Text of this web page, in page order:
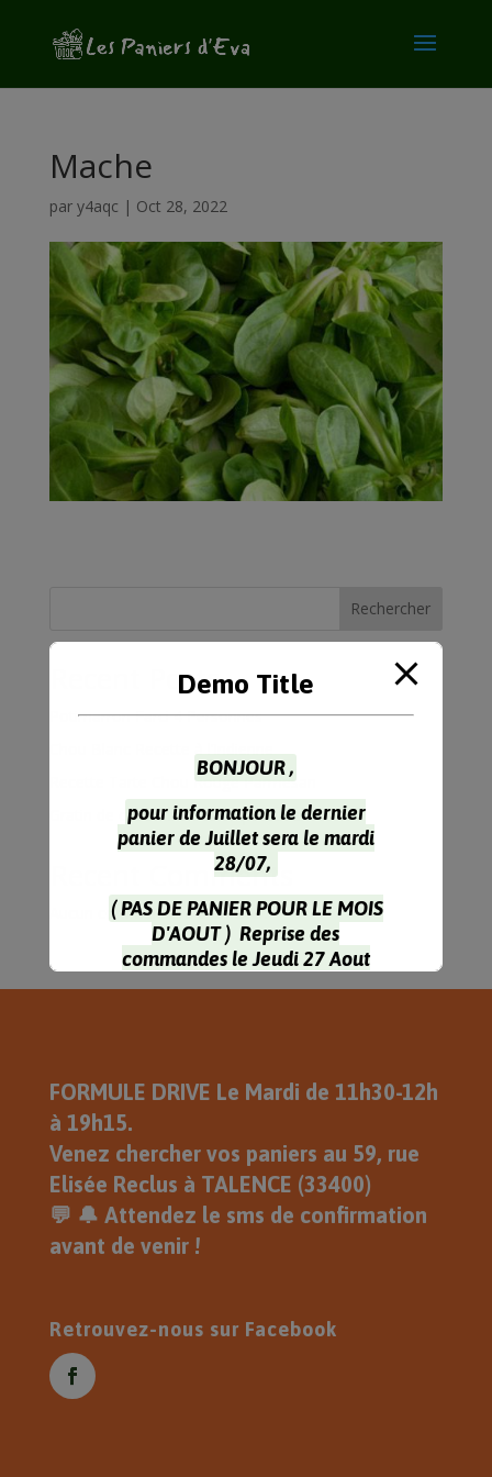
Mache
par y4aqc | Oct 28, 2022
Rechercher
Recent Posts
Potimarron Farci 4 Personnes
Recette Tarte Chou Rouge Parmesan
Gratin de choux-fleur & coquillettes
Recent Comments
Aucun commentaire à afficher.
FORMULE DRIVE Le Mardi de 11h30-12h
à 19h15.
Venez chercher vos paniers au 59, rue
Elisée Reclus à TALENCE (33400)
💬 🔔 Attendez le sms de confirmation
avant de venir !
Retrouvez-nous sur Facebook
Demo Title
BONJOUR ,
pour information le dernier
panier de Juillet sera le mardi
28/07,
( PAS DE PANIER POUR LE MOIS
D'AOUT ) Reprise des
commandes le Jeudi 27 Aout
Pour la récupération des paniers